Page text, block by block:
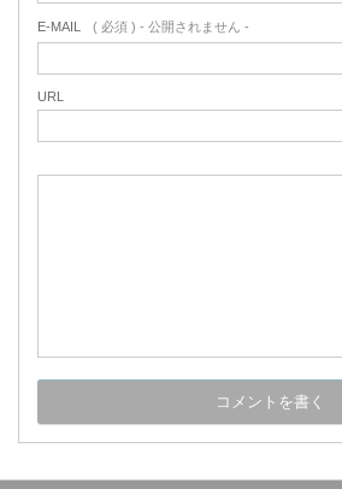
E-MAIL ( 必須 ) - 公開されません -
URL